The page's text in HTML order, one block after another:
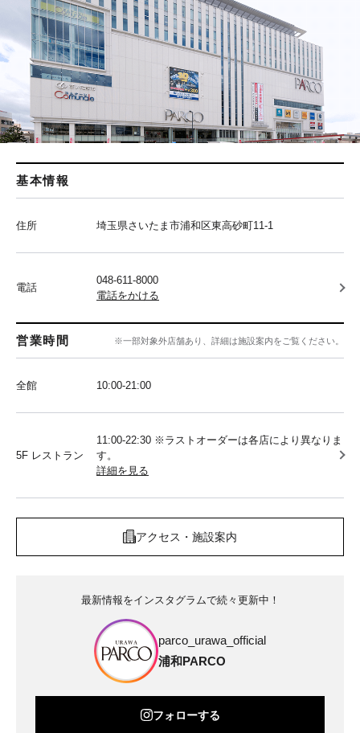
基本情報
住所 埼玉県さいたま市浦和区東高砂町11-1
電話
048-611-8000
電話をかける
営業時間 ※一部対象外店舗あり、詳細は施設案内をご覧ください。
全館 10:00‐21:00
5F レストラン
11:00-22:30 ※ラストオーダーは各店により異なりま
す。
詳細を見る
アクセス・施設案内
最新情報をインスタグラムで続々更新中！
parco_urawa_official
浦和PARCO
フォローする